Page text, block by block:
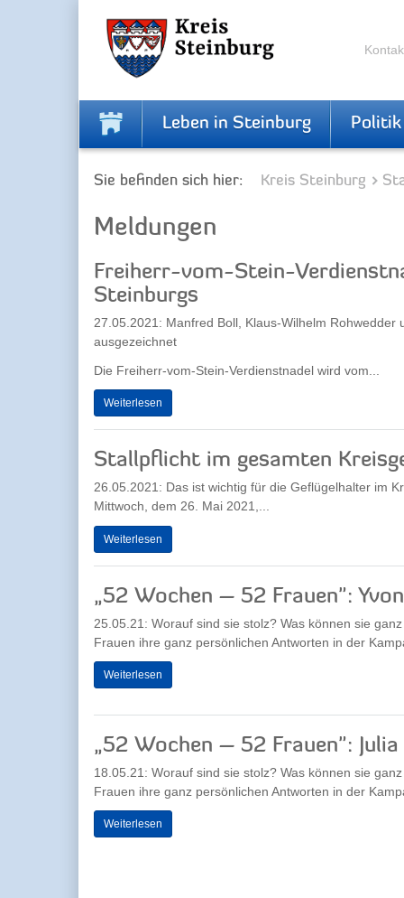
Leben in Steinburg Politik
Sie befinden sich hier: Kreis Steinburg
Meldungen
Freiherr-vom-Stein-
Steinburgs
27.05.2021: Manfred Boll, Klaus-Wilhelm Rohwedder
ausgezeichnet
Die Freiherr-vom-Stein-Verdienstnadel wird vom...
Weiterlesen
Stallpflicht im gesamten
26.05.2021: Das ist wichtig für die Geflügelhalter im
Mittwoch, dem 26. Mai 2021,...
Weiterlesen
„52 Wochen – 52 Frauen":
25.05.21: Worauf sind sie stolz? Was können sie
Frauen ihre ganz persönlichen Antworten in der
Weiterlesen
„52 Wochen – 52 Frauen": Julia
18.05.21: Worauf sind sie stolz? Was können sie
Frauen ihre ganz persönlichen Antworten in der
Weiterlesen